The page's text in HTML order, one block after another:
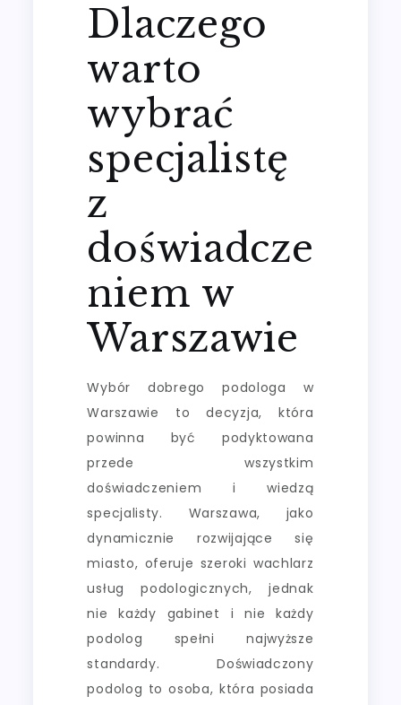
Dlaczego
warto
wybrać
specjalistę
z
doświadcze
niem w
Warszawie
Wybór dobrego podologa w
Warszawie to decyzja, która
powinna być podyktowana
przede wszystkim
doświadczeniem i wiedzą
specjalisty. Warszawa, jako
dynamicznie rozwijające się
miasto, oferuje szeroki wachlarz
usług podologicznych, jednak
nie każdy gabinet i nie każdy
podolog spełni najwyższe
standardy. Doświadczony
podolog to osoba, która posiada